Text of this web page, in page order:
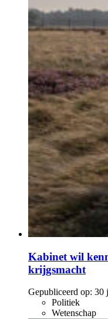
Kabinet wil
krijgsmacht
Gepubliceerd op: 30
Politiek
Wetenschap